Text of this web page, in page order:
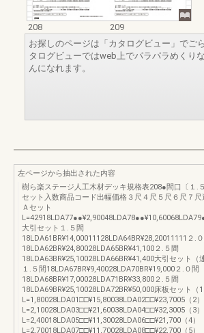
208
209
お探しのページは「カタログビュー」でご
タログビューではweb上でパラパラめくり
んになれます。
左ページから抽出された内容
樹ら楽ステージ人工木材デッキ規格表208●間口〔１.
セット入数商品コード出幅価格３尺４尺５尺６尺７尺
Ａセット
大引セット１.５間
18LDA61BR¥14,00011128LDA64BR¥28,20011111２.
18LDA62BR¥24,80028LDA65BR¥41,100２.５間
18LDA63BR¥25,10028LDA66BR¥41,400大引セット（
１.５間18LDA67BR¥9,40028LDA70BR¥19,000２.０間
18LDA68BR¥17,00028LDA71BR¥33,800２.５間
18LDA69BR¥25,10028LDA72BR¥50,000床板セット（1
L=1,80028LDA01□□¥15,80038LDA02□□¥23,7005（2）
L=2,10028LDA03□□¥21,60038LDA04□□¥32,3005（3）
L=2,40018LDA05□□¥11,30028LDA06□□¥21,700（4）
L=2,70018LDA07□□¥11,70028LDA08□□¥22,700（5）